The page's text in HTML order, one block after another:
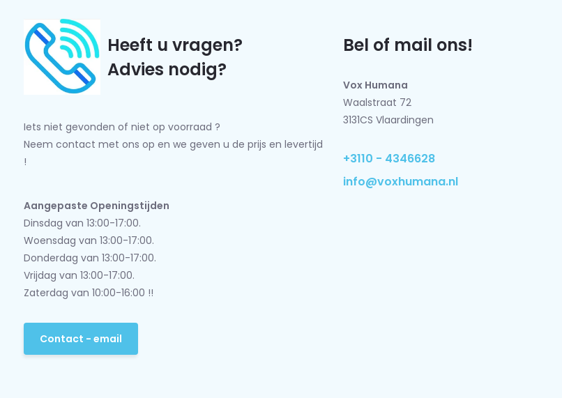
Heeft u vragen?
Advies nodig?
Iets niet gevonden of niet op voorraad ?
Neem contact met ons op en we geven u de prijs en levertijd
!
Aangepaste Openingstijden
Dinsdag van 13:00-17:00.
Woensdag van 13:00-17:00.
Donderdag van 13:00-17:00.
Vrijdag van 13:00-17:00.
Zaterdag van 10:00-16:00 !!
Contact - email
Bel of mail ons!
Vox Humana
Waalstraat 72
3131CS Vlaardingen
+3110 - 4346628
info@voxhumana.nl